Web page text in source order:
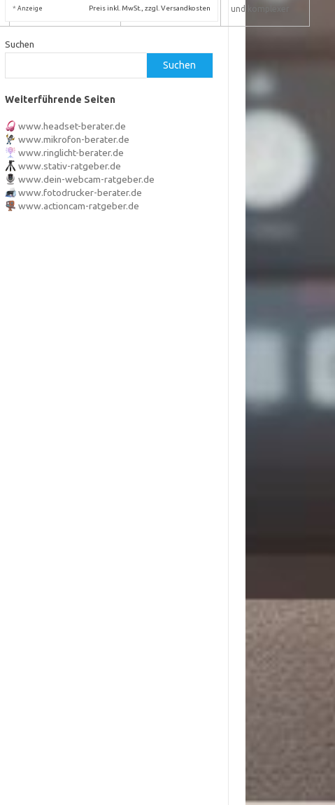
und komplexer
* Anzeige Preis inkl. MwSt., zzgl. Versandkosten
Suchen
Suchen
Weiterführende Seiten
www.headset-berater.de
www.mikrofon-berater.de
www.ringlicht-berater.de
www.stativ-ratgeber.de
www.dein-webcam-ratgeber.de
www.fotodrucker-berater.de
www.actioncam-ratgeber.de